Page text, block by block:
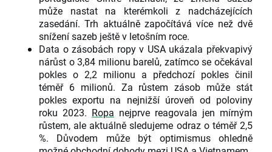
může nastat na kterémkoli z nadcházejících
zasedání. Trh aktuálně započítává více než dvě
snížení sazeb ještě v letošním roce.
Data o zásobách ropy v USA ukázala překvapivý
nárůst o 3,84 milionu barelů, zatímco se očekával
pokles o 2,2 milionu a předchozí pokles činil
téměř 6 milionů. Za růstem zásob může stát
pokles exportu na nejnižší úroveň od poloviny
roku 2023. Ropa nejprve reagovala jen mírným
růstem, ale aktuálně sledujeme odraz o téměř 2,5
%. Důvodem může být optimismus ohledně